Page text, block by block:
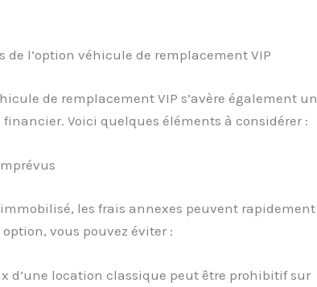
de l’option véhicule de remplacement VIP
de remplacement VIP s’avère également un
Voici quelques éléments à considérer :
les frais annexes peuvent rapidement
vous pouvez éviter :
d’une location classique peut être prohibitif sur